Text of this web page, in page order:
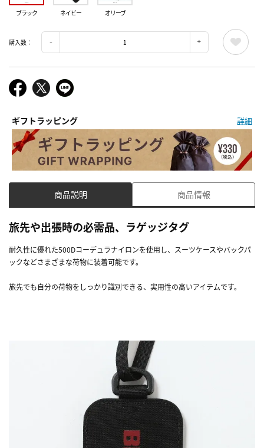
ブラック ネイビー オリーブ
購入数：
ギフトラッピング 詳細
商品説明 商品情報
旅先や出張時の必需品、ラゲッジタグ
耐久性に優れた500Dコーデュラナイロンを使用し、スーツケースやバックパ
ックなどさまざまな荷物に装着可能です。
旅先でも自分の荷物をしっかり識別できる、実用性の高いアイテムです。